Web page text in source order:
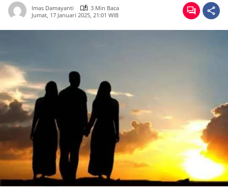
Imas Damayanti
3 Min Baca
Jumat, 17 Januari 2025, 21:01 WIB